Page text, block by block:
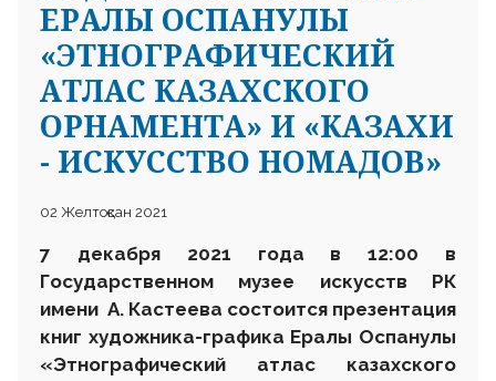
ЕРАЛЫ ОСПАНУЛЫ
«ЭТНОГРАФИЧЕСКИЙ
АТЛАС КАЗАХСКОГО
ОРНАМЕНТА» И «КАЗАХИ
- ИСКУССТВО НОМАДОВ»
02 Желтоқсан 2021
7 декабря 2021 года в 12:00 в
Государственном музее искусств РК
имени А. Кастеева состоится презентация
книг художника-графика Ералы Оспанулы
«Этнографический атлас казахского